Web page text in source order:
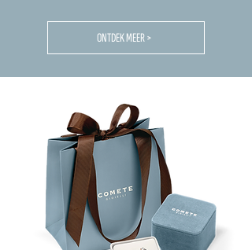
ONTDEK MEER >